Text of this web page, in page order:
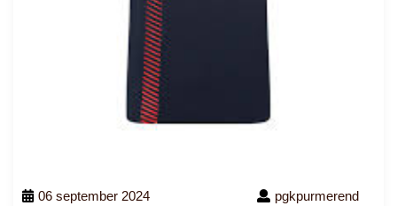
06 september 2024 pgkpurmerend